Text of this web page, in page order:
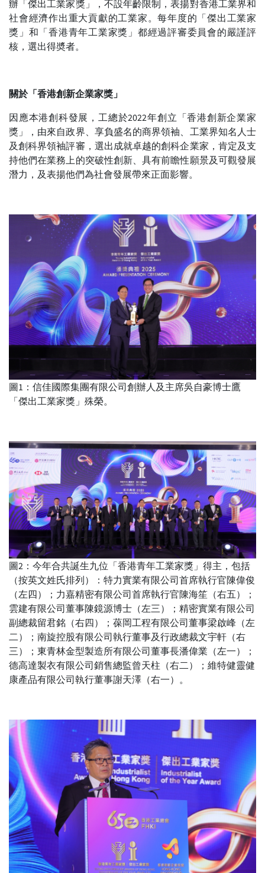
辦「傑出工業家獎」，不設年齡限制，表揚對香港工業界和
社會經濟作出重大貢獻的工業家。每年度的「傑出工業家
獎」和「香港青年工業家獎」都經過評審委員會的嚴謹評
核，選出得奬者。
關於「香港創新企業家獎 」
因應本港創科發展，工總於2022年創立「香港創新企業家
獎」，由來自政界、享負盛名的商界領袖、工業界知名人士
及創科界領袖評審，選出成就卓越的創科企業家，肯定及支
持他們在業務上的突破性創新、具有前瞻性願景及可觀發展
潛力，及表揚他們為社會發展帶來正面影響。
圖1：信佳國際集團有限公司創辦人及主席吳自豪博士鷹
「傑出工業家獎」殊榮。
圖2：今年合共誕生九位「香港青年工業家獎」得主，包括
（按英文姓氏排列）：特力實業有限公司首席執行官陳偉俊
（左四）；力嘉精密有限公司首席執行官陳海笙（右五）；
雲建有限公司董事陳鏡源博士（左三）；精密實業有限公司
副總裁留君銘（右四）；葆岡工程有限公司董事梁啟峰（左
二）；南旋控股有限公司執行董事及行政總裁文宇軒（右
三）；東青林金型製造所有限公司董事長潘偉業（左一）；
德高達製衣有限公司銷售總監曾天柱（右二）；維特健靈健
康產品有限公司執行董事謝天澤（右一）。